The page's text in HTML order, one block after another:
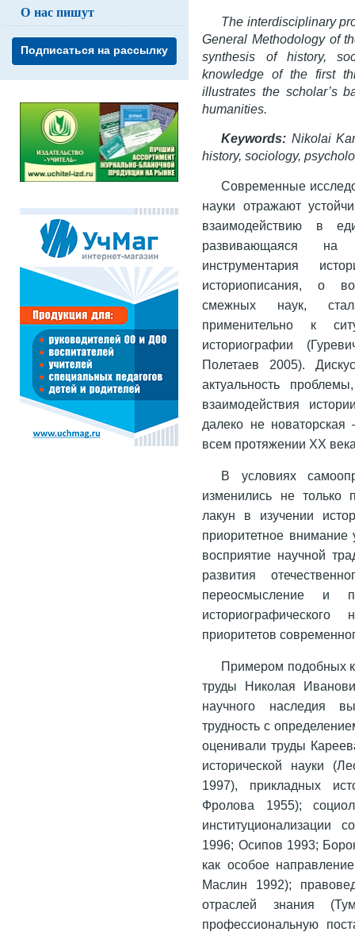
The interdisciplinary
General Methodology of
synthesis of history,
knowledge of the first
illustrates the scholar’s
humanities.
Keywords: Nikolai
history, sociology,
Современные
науки отражают
взаимодействию в
развивающаяся на
инструментария
историописания, о
смежных наук,
применительно к
историографии
Полетаев 2005).
актуальность
взаимодействия
далеко не новаторская
всем протяжении XX
В условиях
изменились не только
лакун в изучении
приоритетное
восприятие научной
развития
переосмысление и
приоритетов
Примером подобных
труды Николая
научного наследия
трудность с
оценивали труды
исторической науки
1997), прикладных
Фролова 1955);
институционализации
1996; Осипов 1993;
как особое
Маслин 1992);
отраслей знания
профессиональную
О нас пишут
Подписаться на рассылку